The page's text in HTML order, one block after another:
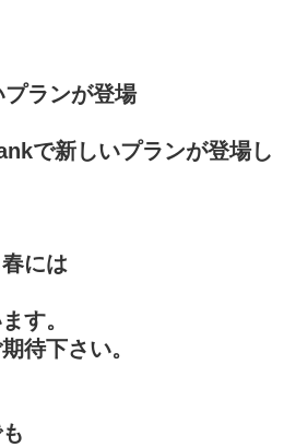
ランが登場
で新しいプランが登場し
には
す。
待下さい。